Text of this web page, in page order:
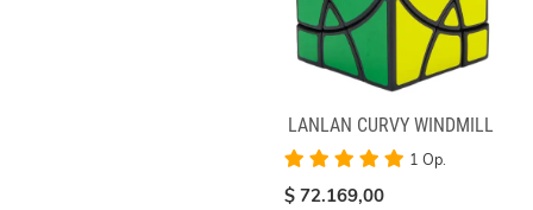
LANLAN CURVY WINDMILL
1 Op.
$ 72.169,00